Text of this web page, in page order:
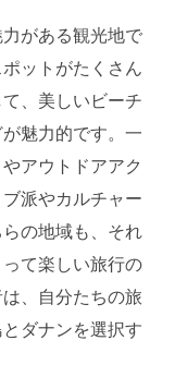
がある観光地で
ットがたくさん
、美しいビーチ
魅力的です。一
アウトドアアク
派やカルチャー
の地域も、それ
て楽しい旅行の
、自分たちの旅
ダナンを選択す